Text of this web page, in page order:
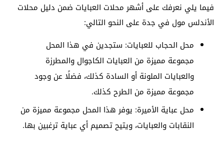
فيما يلي نعرفك على أشهر محلات العبايات ضمن دليل محلات
الأندلس مول في جدة على النحو التالي:
محل الحجاب للعبايات: ستجدين في هذا المحل
مجموعة مميزة من العبايات الكاجوال والمطرزة
والعبايات الملونة أو السادة كذلك، فضلًا عن وجود
مجموعة مميزة من الطرح كذلك.
محل عباية الأميرة: يوفر هذا المحل مجموعة مميزة من
النقابات والعبايات، ويتيح تصميم أي عباية ترغبين بها.